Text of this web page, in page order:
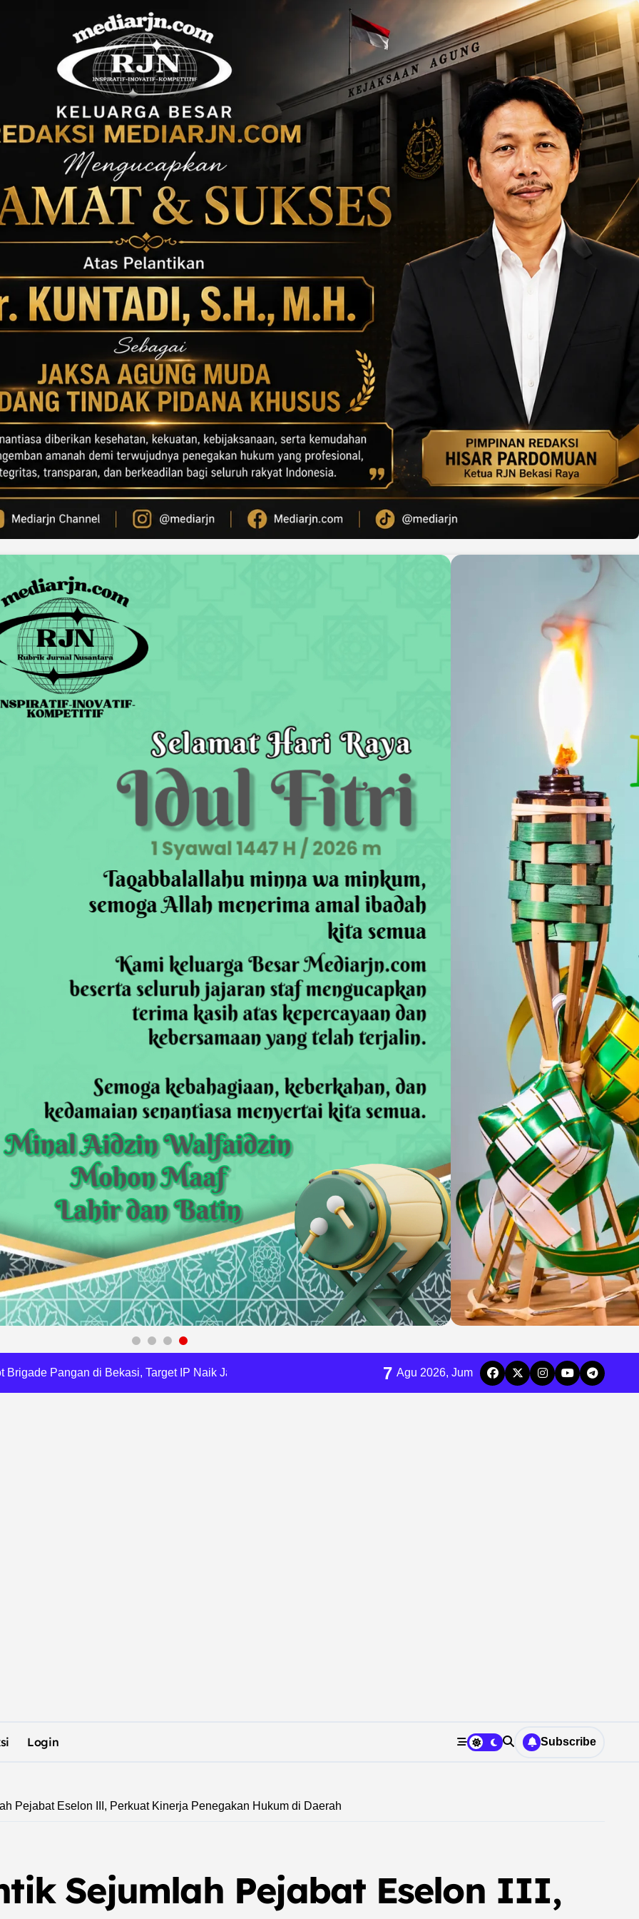
FA, Tekankan Transparansi dan Independensi
Daftar Pilkades Jejalen Jaya, Serukan Pemilu Damai
Tirta Patriot Minta Maaf atas Penurunan Kualitas Air
Pemkot Bekasi Targetkan Skor MCSP KPK Naik
Harli Siregar Perkuat SDM Penegak Hukum
Korupsi dan Bijak Bermedia Sosial
Pangan di Bekasi, Target IP Naik Jadi 300 7 Agu 2026, Jum
Login Subscribe
Pejabat Eselon III, Perkuat Kinerja Penegakan Hukum di Daerah
Sejumlah Pejabat Eselon III,